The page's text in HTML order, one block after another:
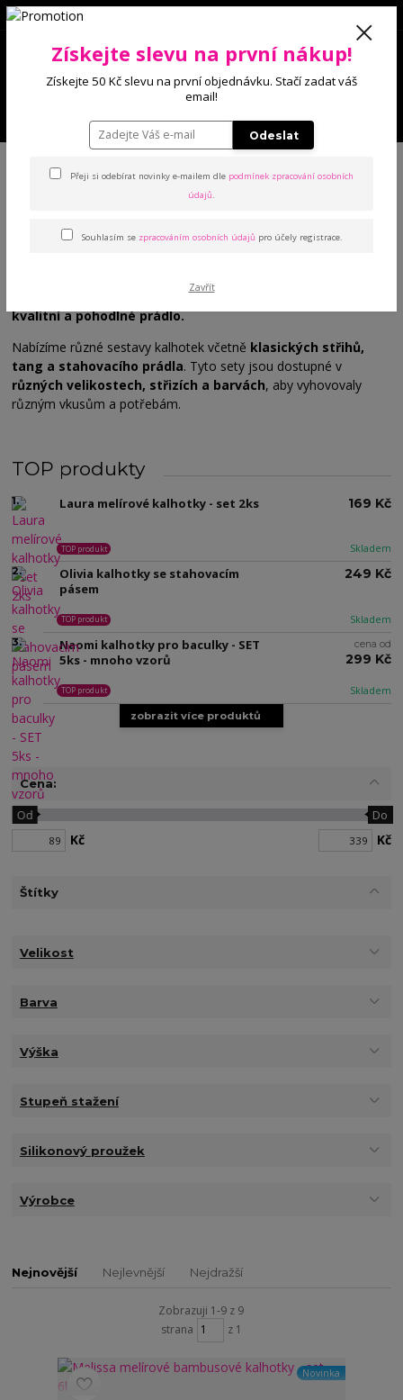
0 Kč
ideální volbou pro ty, kteří chtějíušetřit a zároveň si pořídit
kvalitní a pohodlné prádlo.
Nabízíme různé sestavy kalhotek včetně klasických střihů,
tang a stahovacího prádla. Tyto sety jsou dostupné v
různých velikostech, střizích a barvách, aby vyhovovaly
různým vkusům a potřebám.
TOP produkty
1. Laura melírové kalhotky - set 2ks
Skladem
TOP produkt
169 Kč
2.
Olivia kalhotky se stahovacím
pásem
Skladem
TOP produkt
249 Kč
3.
Naomi kalhotky pro baculky - SET
5ks - mnoho vzorů
Skladem
TOP produkt
cena od
299 Kč
zobrazit více produktů
Cena:
Kč
Od Do
Kč
Štítky
Velikost
Barva
Výška
Stupeň stažení
Silikonový proužek
Výrobce
Nejnovější Nejlevnější Nejdražší
Zobrazuji 1-9 z 9
strana
z 1
Novinka
Získejte slevu na první nákup!
Získejte 50 Kč slevu na první objednávku. Stačí zadat váš
email!
Odeslat
Přeji si odebírat novinky e-mailem dle podmínek zpracování osobních
údajů.
Souhlasím se zpracováním osobních údajů pro účely registrace.
Zavřít